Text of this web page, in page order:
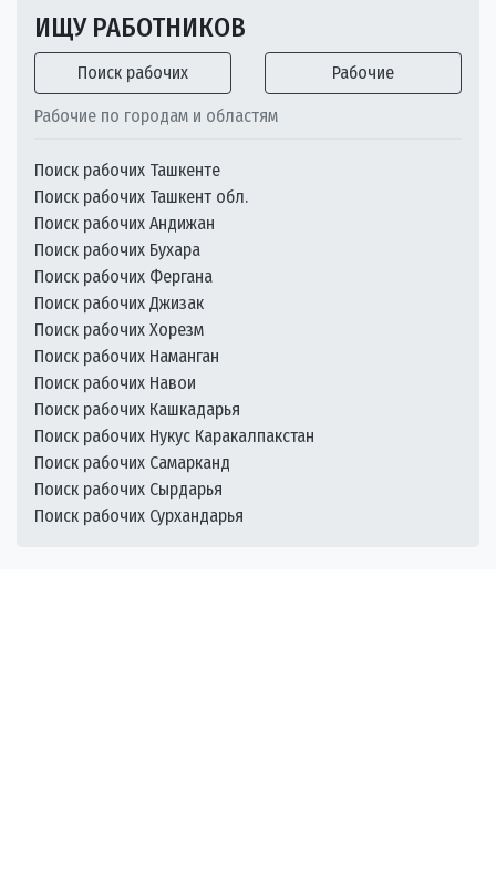
ИЩУ РАБОТНИКОВ
Поиск рабочих Рабочие
Рабочие по городам и областям
Поиск рабочих Ташкенте
Поиск рабочих Ташкент обл.
Поиск рабочих Андижан
Поиск рабочих Бухара
Поиск рабочих Фергана
Поиск рабочих Джизак
Поиск рабочих Хорезм
Поиск рабочих Наманган
Поиск рабочих Навои
Поиск рабочих Кашкадарья
Поиск рабочих Нукус Каракалпакстан
Поиск рабочих Самарканд
Поиск рабочих Сырдарья
Поиск рабочих Сурхандарья